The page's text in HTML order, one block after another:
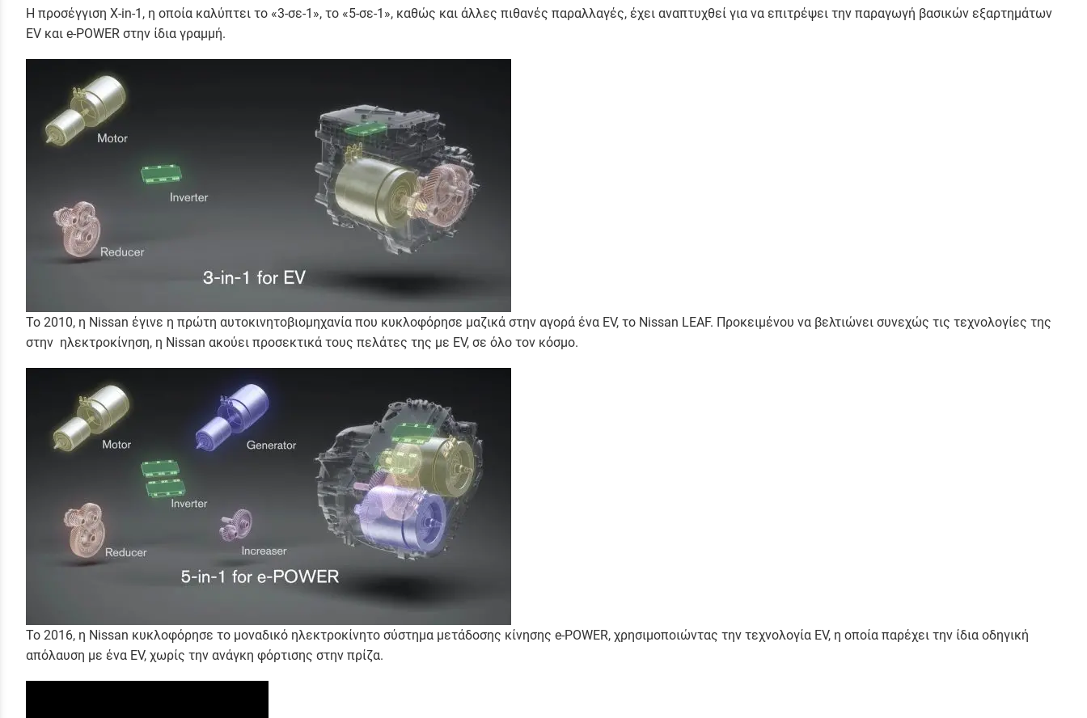
Η προσέγγιση X-in-1, η οποία καλύπτει το «3-σε-1», το «5-σε-1», καθώς και άλλες πιθανές παραλλαγές, έχει αναπτυχθεί για να επιτρέψει την παραγωγή βασικών εξαρτημάτων
EV και e-POWER στην ίδια γραμμή.
Το 2010, η Nissan έγινε η πρώτη αυτοκινητοβιομηχανία που κυκλοφόρησε μαζικά στην αγορά ένα EV, το Nissan LEAF. Προκειμένου να βελτιώνει συνεχώς τις τεχνολογίες της
στην ηλεκτροκίνηση, η Nissan ακούει προσεκτικά τους πελάτες της με EV, σε όλο τον κόσμο.
Το 2016, η Nissan κυκλοφόρησε το μοναδικό ηλεκτροκίνητο σύστημα μετάδοσης κίνησης e-POWER, χρησιμοποιώντας την τεχνολογία EV, η οποία παρέχει την ίδια οδηγική
απόλαυση με ένα EV, χωρίς την ανάγκη φόρτισης στην πρίζα.